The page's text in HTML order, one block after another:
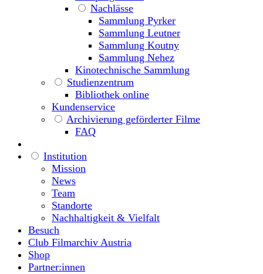
Nachlässe
Sammlung Pyrker
Sammlung Leutner
Sammlung Koutny
Sammlung Nehez
Kinotechnische Sammlung
Studienzentrum
Bibliothek online
Kundenservice
Archivierung geförderter Filme
FAQ
Institution
Mission
News
Team
Standorte
Nachhaltigkeit & Vielfalt
Besuch
Club Filmarchiv Austria
Shop
Partner:innen